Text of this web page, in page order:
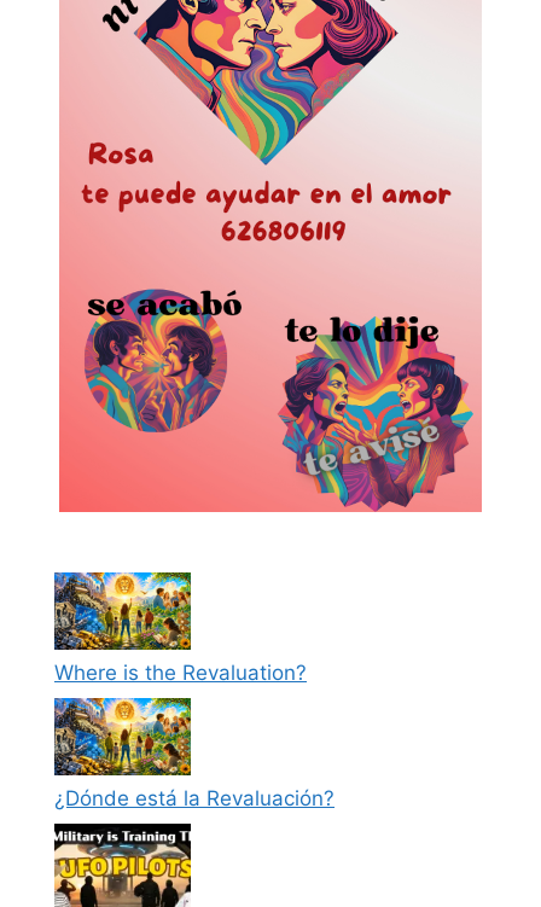
Where is the Revaluation?
¿Dónde está la Revaluación?